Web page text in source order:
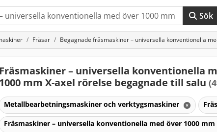
Sök
Fräsar Begagnade fräsmaskiner – universella konventionella
Fräsmaskiner – universella konventionella
1000 mm X-axel rörelse begagnade till salu
Metallbearbetningsmaskiner och verktygsmaskiner
Fräsmaskiner – universella konventionella med över 1000 mm